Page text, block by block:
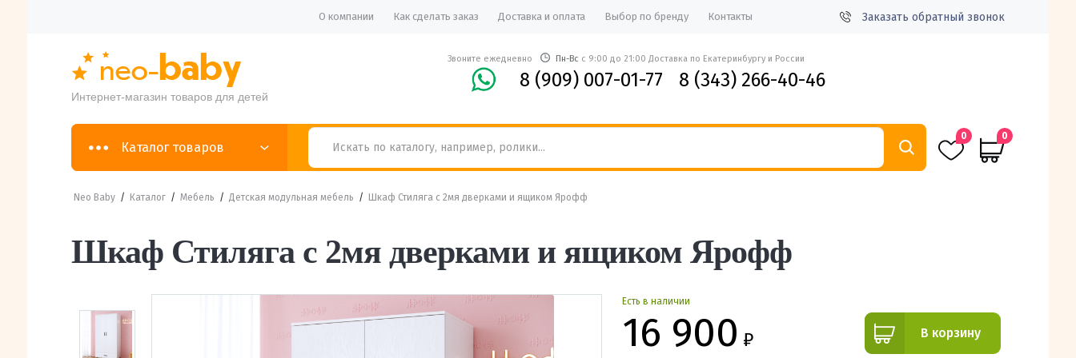
О компании Как сделать заказ Доставка и оплата Выбор по бренду Контакты Заказать обратный звонок
Интернет-магазин товаров для детей
Звоните ежедневно Пн-Вс с 9:00 до 21:00 Доставка по Екатеринбургу и России
8 (909) 007-01-77 8 (343) 266-40-46
Каталог товаров
0 0
Neo Baby/ Каталог/ Мебель / Детская модульная мебель / Шкаф Стиляга с 2мя дверками и ящиком Ярофф
Шкаф Стиляга с 2мя дверками и ящиком Ярофф
Есть в наличии
16 900 ₽ В корзину